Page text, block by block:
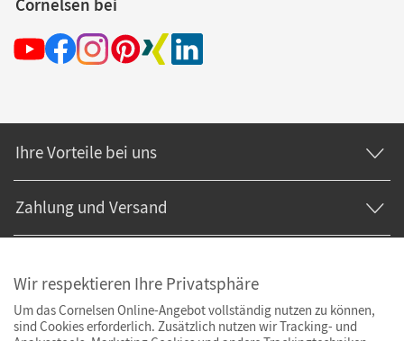
Cornelsen bei
Ihre Vorteile bei uns
Zahlung und Versand
Wir respektieren Ihre Privatsphäre
Um das Cornelsen Online-Angebot vollständig nutzen zu können,
sind Cookies erforderlich. Zusätzlich nutzen wir Tracking- und